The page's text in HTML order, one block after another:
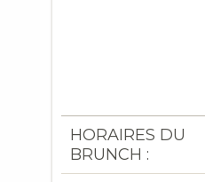
HORAIRES DU
BRUNCH :